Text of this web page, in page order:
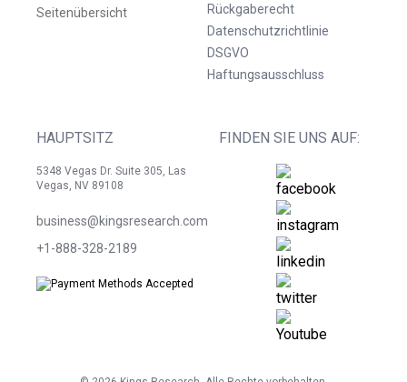
Seitenübersicht
Rückgaberecht
Datenschutzrichtlinie
DSGVO
Haftungsausschluss
HAUPTSITZ
5348 Vegas Dr. Suite 305, Las
Vegas, NV 89108
business@kingsresearch.com
+1-888-328-2189
FINDEN SIE UNS AUF: